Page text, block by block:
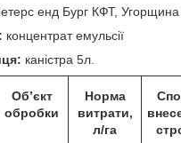
енд Бург КФТ, Угорщина
концентрат емульсії
каністра 5л.
Об’єкт
обробки
Норма
витрати,
л/га